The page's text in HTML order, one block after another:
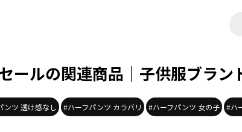
ールの関連商品｜子供服ブラン
ンツ 透け感なし #ハーフパンツ カラバリ #ハーフパンツ 女の子 #ハ